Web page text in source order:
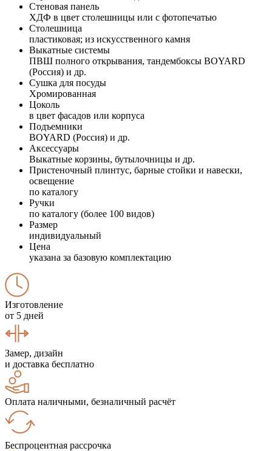
Стеновая панель
ХДФ в цвет столешницы или с фотопечатью
Столешница
пластиковая; из искусственного камня
Выкатные системы
ПВШ полного открывания, тандембоксы BOYARD
(Россия) и др.
Сушка для посуды
Хромированная
Цоколь
в цвет фасадов или корпуса
Подъемники
BOYARD (Россия) и др.
Аксессуары
Выкатные корзины, бутылочницы и др.
Пристеночный плинтус, барные стойки и навески,
освещение
по каталогу
Ручки
по каталогу (более 100 видов)
Размер
индивидуальный
Цена
указана за базовую комплектацию
Изготовление
от 5 дней
Замер, дизайн
и доставка бесплатно
Оплата наличными, безналичный расчёт
Беспроцентная рассрочка